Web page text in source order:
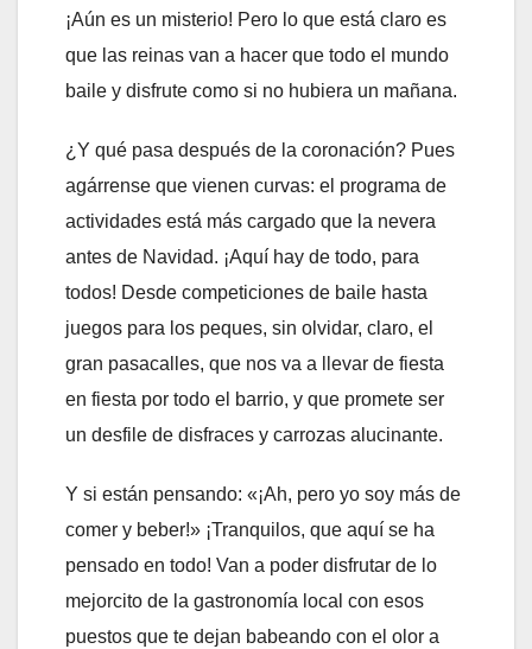
¡Aún es un misterio! Pero lo que está claro es
que las reinas van a hacer que todo el mundo
baile y disfrute como si no hubiera un mañana.
¿Y qué pasa después de la coronación? Pues
agárrense que vienen curvas: el programa de
actividades está más cargado que la nevera
antes de Navidad. ¡Aquí hay de todo, para
todos! Desde competiciones de baile hasta
juegos para los peques, sin olvidar, claro, el
gran pasacalles, que nos va a llevar de fiesta
en fiesta por todo el barrio, y que promete ser
un desfile de disfraces y carrozas alucinante.
Y si están pensando: «¡Ah, pero yo soy más de
comer y beber!» ¡Tranquilos, que aquí se ha
pensado en todo! Van a poder disfrutar de lo
mejorcito de la gastronomía local con esos
puestos que te dejan babeando con el olor a